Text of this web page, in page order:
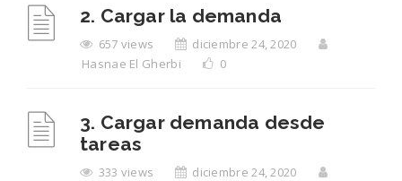
2. Cargar la demanda
657 views
diciembre 24, 2020
Hasnae El Gherbi
0
3. Cargar demanda desde
tareas
333 views
diciembre 24, 2020